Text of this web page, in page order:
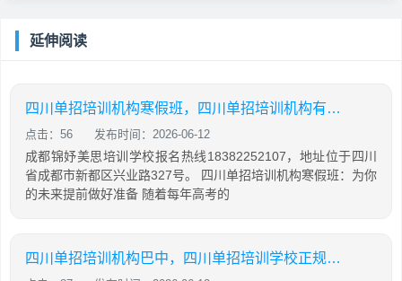
延伸阅读
四川单招培训机构寒假班，四川单招培训机构有哪些
点击：56 发布时间：2026-06-12
成都锦妤美思培训学校报名热线18382252107，地址位于四川
省成都市新都区兴业路327号。 四川单招培训机构寒假班：为你
的未来提前做好准备 随着每年高考的
四川单招培训机构巴中，四川单招培训学校正规学校